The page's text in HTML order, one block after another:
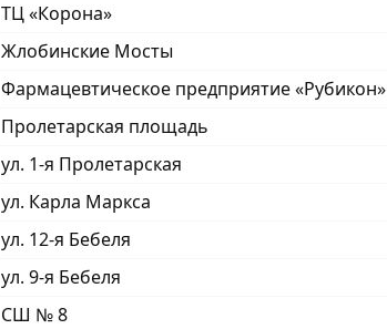
ТЦ «Корона»
Жлобинские Мосты
Фармацевтическое предприятие «Рубикон»
Пролетарская площадь
ул. 1-я Пролетарская
ул. Карла Маркса
ул. 12-я Бебеля
ул. 9-я Бебеля
СШ № 8